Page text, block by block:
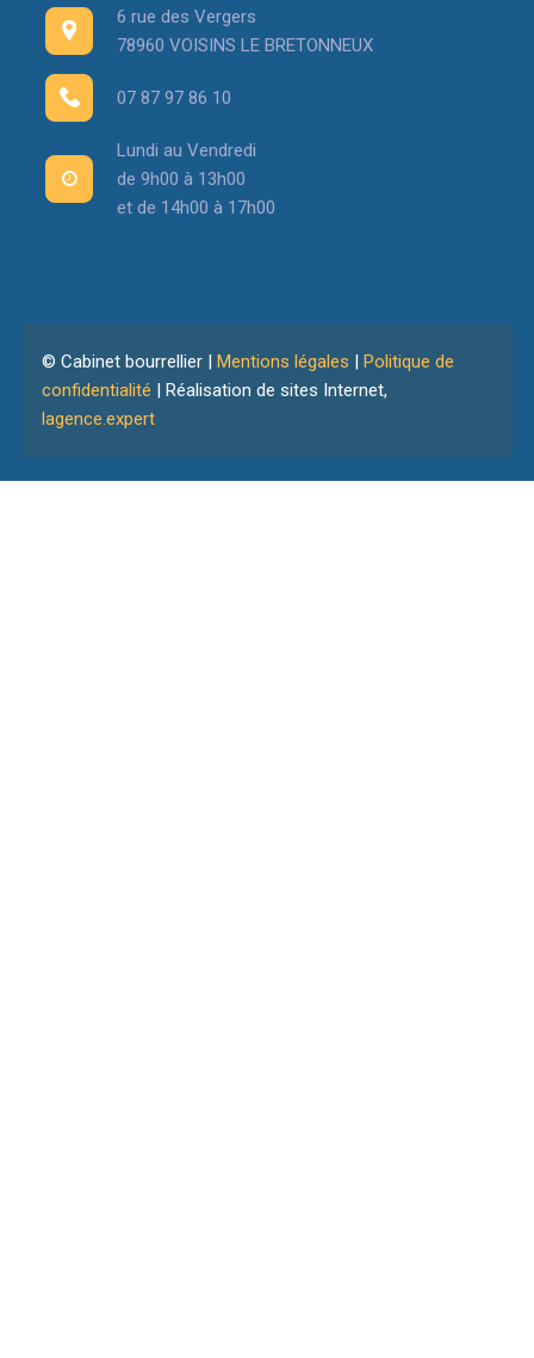
6 rue des Vergers
78960 VOISINS LE BRETONNEUX
07 87 97 86 10
Lundi au Vendredi
de 9h00 à 13h00
et de 14h00 à 17h00
© Cabinet bourrellier | Mentions légales | Politique de
confidentialité | Réalisation de sites Internet,
lagence.expert